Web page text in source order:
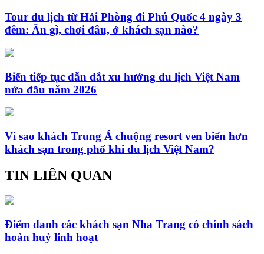
Tour du lịch từ Hải Phòng đi Phú Quốc 4 ngày 3
đêm: Ăn gì, chơi đâu, ở khách sạn nào?
Biển tiếp tục dẫn dắt xu hướng du lịch Việt Nam
nửa đầu năm 2026
Vì sao khách Trung Á chuộng resort ven biển hơn
khách sạn trong phố khi du lịch Việt Nam?
TIN LIÊN QUAN
Điểm danh các khách sạn Nha Trang có chính sách
hoàn huỷ linh hoạt